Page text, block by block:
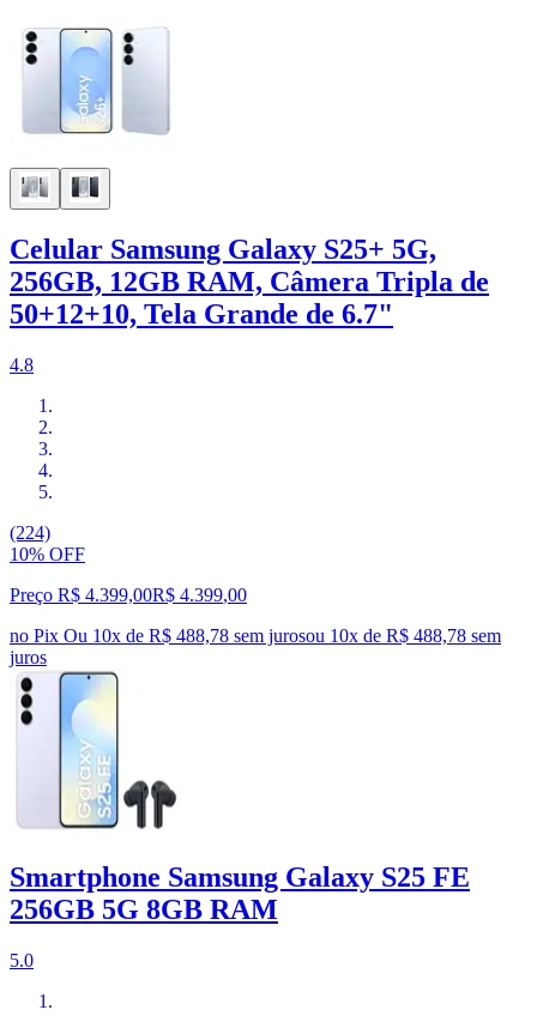
Celular Samsung Galaxy S25+ 5G,
256GB, 12GB RAM, Câmera Tripla de
50+12+10, Tela Grande de 6.7"
4.8
(224)
10% OFF
Preço R$ 4.399,00R$ 4.399,00
no Pix Ou 10x de R$ 488,78 sem jurosou 10x de R$ 488,78 sem
juros
Smartphone Samsung Galaxy S25 FE
256GB 5G 8GB RAM
5.0